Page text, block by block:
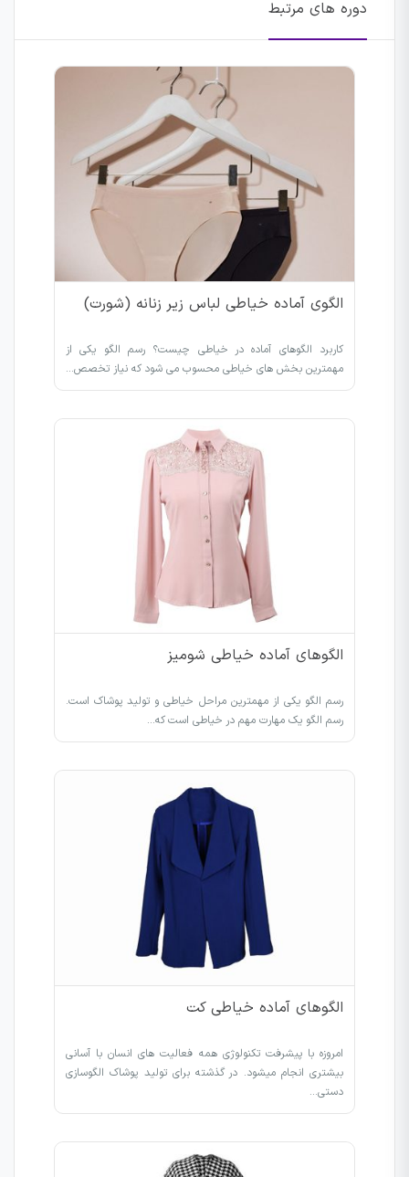
دوره های مرتبط
الگوی آماده خیاطی لباس زیر زنانه (شورت)
کاربرد الگوهای آماده در خیاطی چیست؟ رسم الگو یکی از
مهمترین بخش های خیاطی محسوب می شود که نیاز تخصص…
الگوهای آماده خیاطی شومیز
رسم الگو یکی از مهمترین مراحل خیاطی و تولید پوشاک است.
رسم الگو یک مهارت مهم در خیاطی است که…
الگوهای آماده خیاطی کت
امروزه با پیشرفت تکنولوژی همه فعالیت های انسان با آسانی
بیشتری انجام میشود. در گذشته برای تولید پوشاک الگوسازی
دستی…